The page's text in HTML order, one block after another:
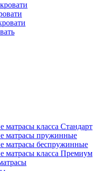
матрасы класса Стандарт
матрасы пружинные
матрасы беспружинные
матрасы класса Премиум